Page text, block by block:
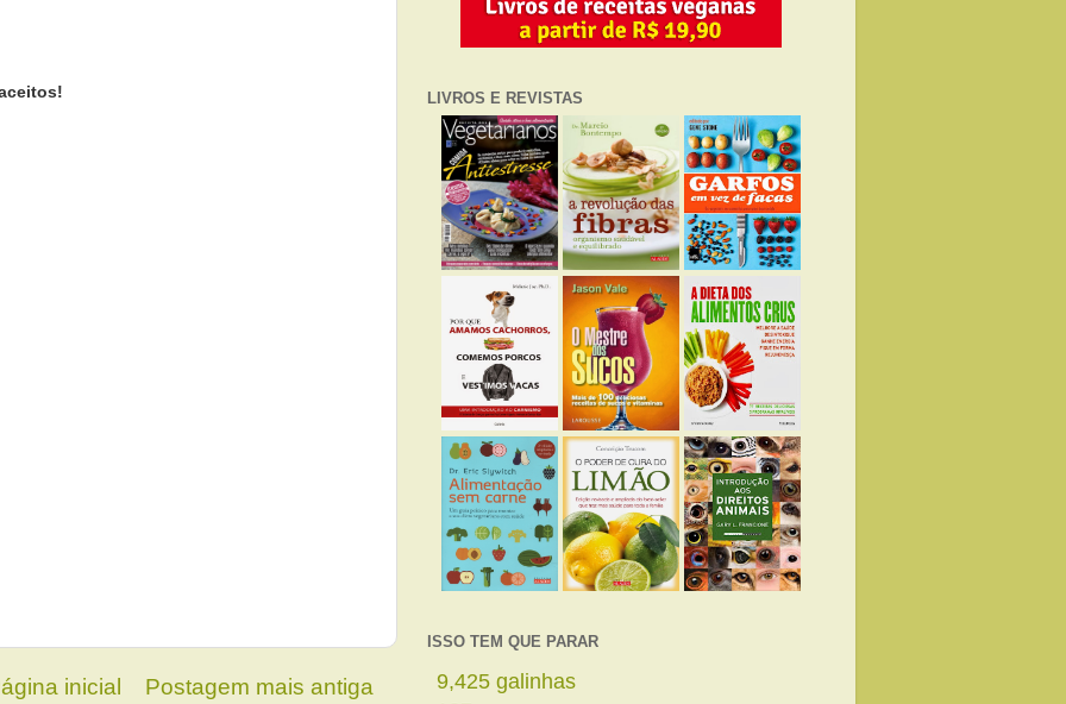
Postagem mais antiga
inicial
LIVROS E REVISTAS
ISSO TEM QUE PARAR
10,718 galinhas